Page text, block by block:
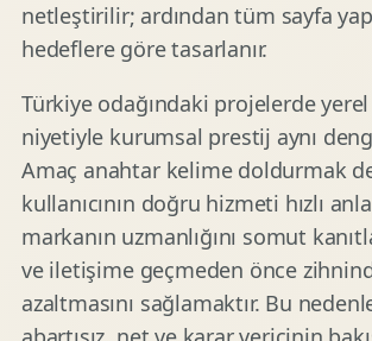
netleştirilir; ardından tüm sayfa
hedeflere göre tasarlanır.
Türkiye odağındaki projelerde
niyetiyle kurumsal prestij aynı
Amaç anahtar kelime doldurmak
kullanıcının doğru hizmeti hızlı
markanın uzmanlığını somut
ve iletişime geçmeden önce
azaltmasını sağlamaktır. Bu